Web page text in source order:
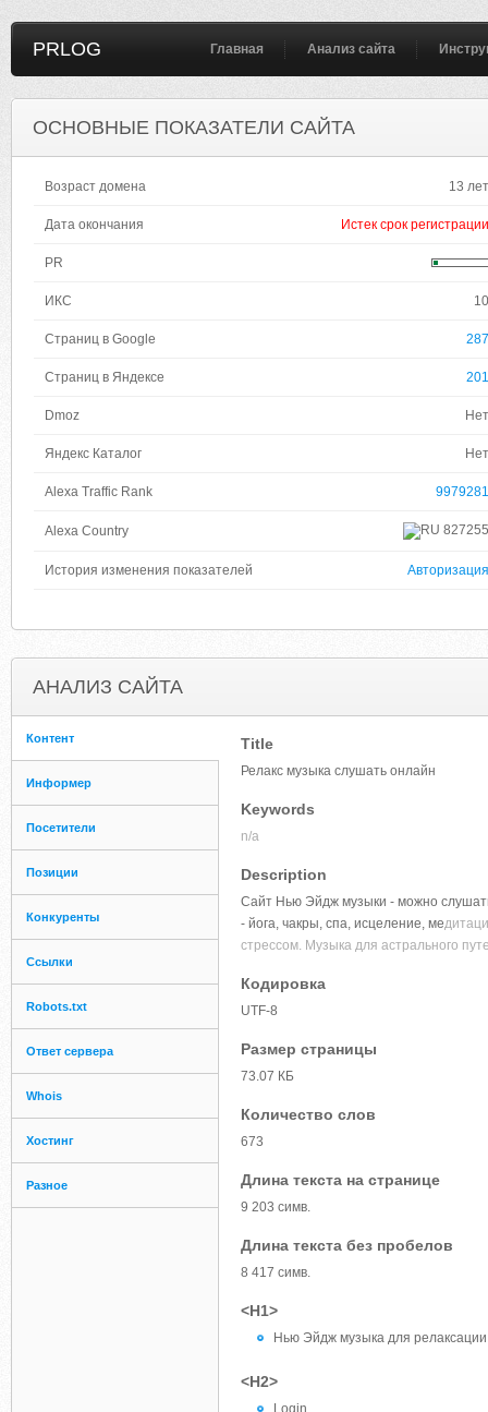
PRLOG Главная Анализ сайта
ОСНОВНЫЕ ПОКАЗАТЕЛИ САЙТА
Возраст домена 13 лет
Дата окончания Истек срок регистрации
PR
ИКС 10
Страниц в Google 287
Страниц в Яндексе 201
Dmoz Нет
Яндекс Каталог Нет
Alexa Traffic Rank 9979281
Alexa Country 827255
История изменения показателей Авторизация
АНАЛИЗ САЙТА
Контент
Информер
Посетители
Позиции
Конкуренты
Ссылки
Robots.txt
Ответ сервера
Whois
Хостинг
Разное
Title
Релакс музыка слушать онлайн
Keywords
n/a
Description
Сайт Нью Эйдж музыки - можно
- йога, чакры, спа, исцеление, ме
стрессом. Музыка для астрального
Кодировка
UTF-8
Размер страницы
73.07 КБ
Количество слов
673
Длина текста на странице
9 203 симв.
Длина текста без пробелов
8 417 симв.
<H1>
Нью Эйдж музыка для
<H2>
Login